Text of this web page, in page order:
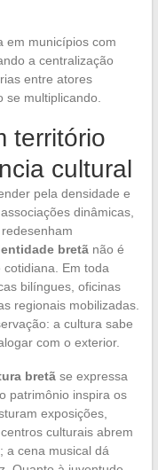
em municípios com
a centralização
entre atores
multiplicando.
território
cultural
pela densidade e
associações dinâmicas,
bretãnão é
Em toda
bilíngues, oficinas
regionais mobilizadas.
a cultura sabe
com o exterior.
bretãse expressa
patrimônio inspira os
exposições,
culturais abrem
a cena musical dá